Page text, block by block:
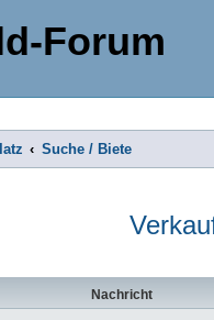
Forum
Suche / Biete
Nachricht